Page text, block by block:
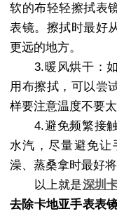
软的布轻轻擦拭表
表镜。擦拭时最好
更远的地方。
3.暖风烘干：如
用布擦拭，可以尝
样要注意温度不要
4.避免频繁接触
水汽，尽量避免
澡、蒸桑拿时最好将
以上就是深圳
去除卡地亚手表表